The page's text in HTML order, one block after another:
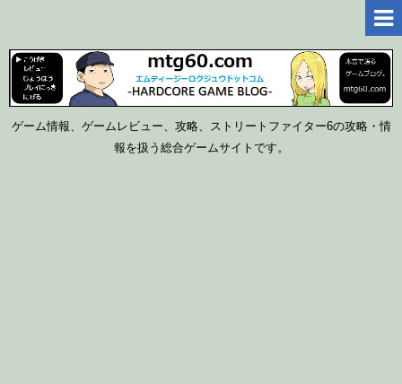
ゲーム情報、ゲームレビュー、攻略、ストリートファイター6の攻略・情
報を扱う総合ゲームサイトです。